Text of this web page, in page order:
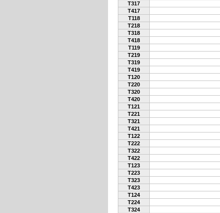
T317
T417
T118
T218
T318
T418
T119
T219
T319
T419
T120
T220
T320
T420
T121
T221
T321
T421
T122
T222
T322
T422
T123
T223
T323
T423
T124
T224
T324